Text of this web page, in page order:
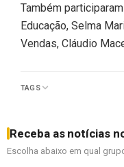
Também
Educação, Selma
Vendas, Cláudio
TAGS
Receba as notícias
Escolha abaixo em qual